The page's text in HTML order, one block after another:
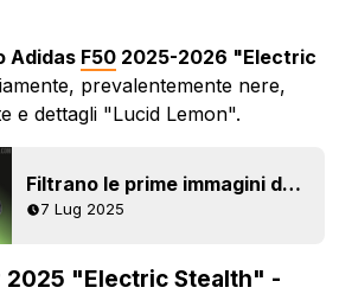
Adidas F50 2025-2026 "Electric
prevalentemente nere,
e dettagli "Lucid Lemon".
Filtrano le prime immagini delle scarpe Adidas F50 'Electric Stealth' 25-26 Black Pack
7 Lug 2025
2025 "Electric Stealth" -